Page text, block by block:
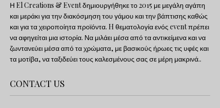
Η El Creations & Event δημιουργήθηκε το 2015 με μεγάλη αγάπη
και μεράκι για την διακόσμηση του γάμου και την βάπτισης καθώς
και για τα χειροποίητα προϊόντα. H θεματολογία ενός event πρέπει
να αφηγείται μια ιστορία. Να μιλάει μέσα από τα αντικείμενα και να
ζωντανεύει μέσα από τα χρώματα, με βασικούς ήρωες τις υφές και
τα μοτίβα, να ταξιδεύει τους καλεσμένους σας σε μέρη μακρινά..
CONTACT US